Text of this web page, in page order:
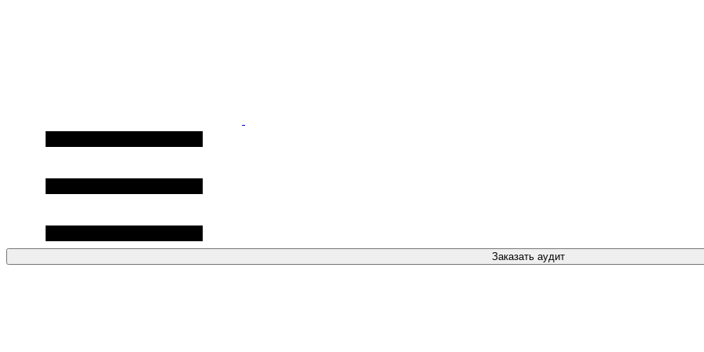
Заказать аудит